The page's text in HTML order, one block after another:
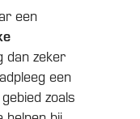
een
dan zeker
een
zoals